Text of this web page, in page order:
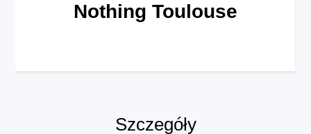
Nothing Toulouse
Szczegóły